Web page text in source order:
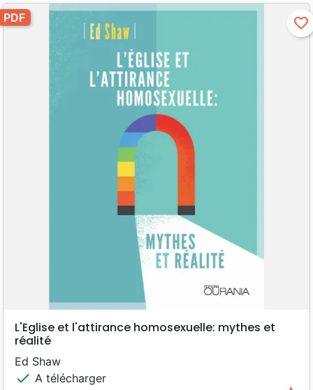
PDF favorite_border
L'Eglise et l'attirance homosexuelle: mythes et
réalité
Ed Shaw
check A télécharger